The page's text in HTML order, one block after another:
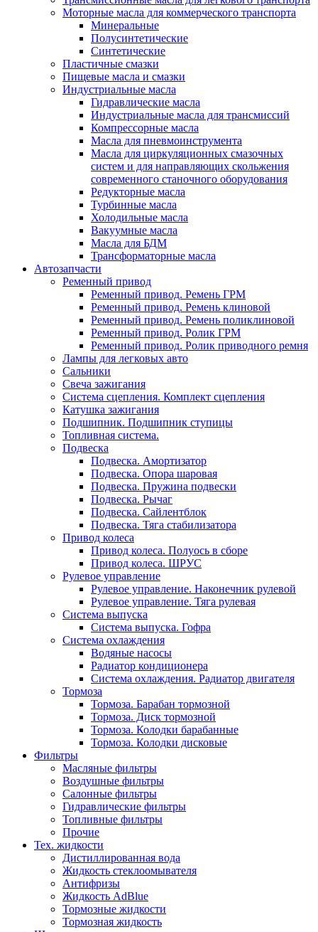
Моторные масла для коммерческого транспорта
Минеральные
Полусинтетические
Синтетические
Пластичные смазки
Пищевые масла и смазки
Индустриальные масла
Гидравлические масла
Индустриальные масла для трансмиссий
Компрессорные масла
Масла для пневмоинструмента
Масла для циркуляционных смазочных
систем и для направляющих скольжения
современного станочного оборудования
Редукторные масла
Турбинные масла
Холодильные масла
Вакуумные масла
Масла для БДМ
Трансформаторные масла
Автозапчасти
Ременный привод
Ременный привод. Ремень ГРМ
Ременный привод. Ремень клиновой
Ременный привод. Ремень поликлиновой
Ременный привод. Ролик ГРМ
Ременный привод. Ролик приводного ремня
Лампы для легковых авто
Сальники
Свеча зажигания
Система сцепления. Комплект сцепления
Катушка зажигания
Подшипник. Подшипник ступицы
Топливная система.
Подвеска
Подвеска. Амортизатор
Подвеска. Опора шаровая
Подвеска. Пружина подвески
Подвеска. Рычаг
Подвеска. Сайлентблок
Подвеска. Тяга стабилизатора
Привод колеса
Привод колеса. Полуось в сборе
Привод колеса. ШРУС
Рулевое управление
Рулевое управление. Наконечник рулевой
Рулевое управление. Тяга рулевая
Система выпуска
Система выпуска. Гофра
Система охлаждения
Водяные насосы
Радиатор кондиционера
Система охлаждения. Радиатор двигателя
Тормоза
Тормоза. Барабан тормозной
Тормоза. Диск тормозной
Тормоза. Колодки барабанные
Тормоза. Колодки дисковые
Фильтры
Масляные фильтры
Воздушные фильтры
Салонные фильтры
Гидравлические фильтры
Топливные фильтры
Прочие
Тех. жидкости
Дистиллированная вода
Жидкость стеклоомывателя
Антифризы
Жидкость AdBlue
Тормозные жидкости
Тормозная жидкость